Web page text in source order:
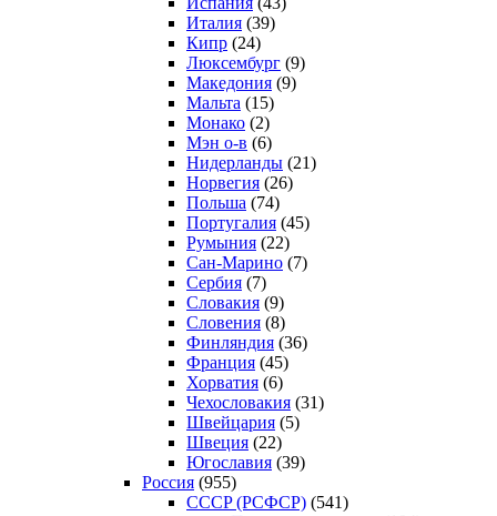
Италия (39)
Кипр (24)
Люксембург (9)
Македония (9)
Мальта (15)
Монако (2)
Мэн о-в (6)
Нидерланды (21)
Норвегия (26)
Польша (74)
Португалия (45)
Румыния (22)
Сан-Марино (7)
Сербия (7)
Словакия (9)
Словения (8)
Финляндия (36)
Франция (45)
Хорватия (6)
Чехословакия (31)
Швейцария (5)
Швеция (22)
Югославия (39)
Россия (955)
CCCP (РСФСР) (541)